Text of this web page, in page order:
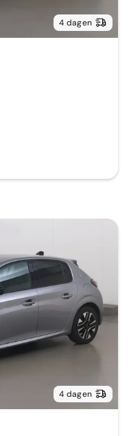
4 dagen
4 dagen